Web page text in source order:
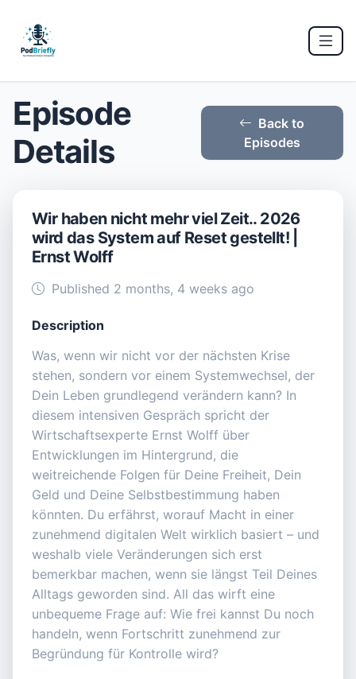
Episode
Details
Back to
Episodes
Wir haben nicht mehr viel Zeit.. 2026
wird das System auf Reset gestellt! |
Ernst Wolff
Published 2 months, 4 weeks ago
Description
Was, wenn wir nicht vor der nächsten Krise
stehen, sondern vor einem Systemwechsel, der
Dein Leben grundlegend verändern kann? In
diesem intensiven Gespräch spricht der
Wirtschaftsexperte Ernst Wolff über
Entwicklungen im Hintergrund, die
weitreichende Folgen für Deine Freiheit, Dein
Geld und Deine Selbstbestimmung haben
könnten. Du erfährst, worauf Macht in einer
zunehmend digitalen Welt wirklich basiert – und
weshalb viele Veränderungen sich erst
bemerkbar machen, wenn sie längst Teil Deines
Alltags geworden sind. All das wirft eine
unbequeme Frage auf: Wie frei kannst Du noch
handeln, wenn Fortschritt zunehmend zur
Begründung für Kontrolle wird?